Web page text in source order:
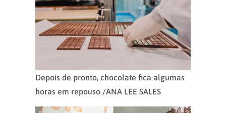
Depois de pronto, chocolate fica algumas
horas em repouso /ANA LEE SALES